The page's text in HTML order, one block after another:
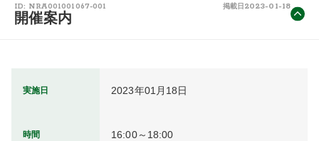
ID: NRA001001067-001 掲載日 2023-01-18
開催案内
実施日 2023年01月18日
時間 16:00～18:00